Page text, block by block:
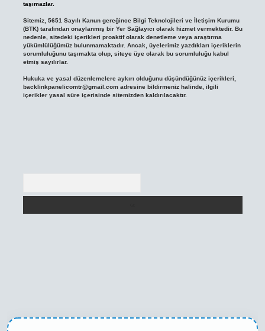
taşımazlar.
Sitemiz, 5651 Sayılı Kanun gereğince Bilgi Teknolojileri ve İletişim Kurumu
(BTK) tarafından onaylanmış bir Yer Sağlayıcı olarak hizmet vermektedir. Bu
nedenle, sitedeki içerikleri proaktif olarak denetleme veya araştırma
yükümlülüğümüz bulunmamaktadır. Ancak, üyelerimiz yazdıkları içeriklerin
sorumluluğunu taşımakta olup, siteye üye olarak bu sorumluluğu kabul
etmiş sayılırlar.
Hukuka ve yasal düzenlemelere aykırı olduğunu düşündüğünüz içerikleri,
backlinkpanelicomtr@gmail.comadresine bildirmeniz halinde, ilgili
içerikler yasal süre içerisinde sitemizden kaldırılacaktır.